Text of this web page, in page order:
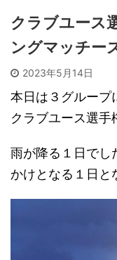
クラブユース
ングマッチー
2023年5月14日
本日は３グループ
クラブユース選手
雨が降る１日でし
かけとなる１日と